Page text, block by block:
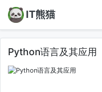
IT熊猫
Python语言及其应用